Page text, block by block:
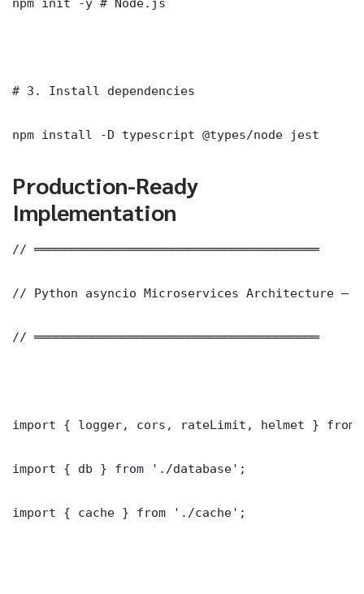
# 3. Install dependencies
npm install -D typescript @types/node jest
Production-Ready
Implementation
// ═══════════════════════════════════════
// Python asyncio Microservices Architecture —
// ═══════════════════════════════════════
import { logger, cors, rateLimit, helmet } from
import { db } from './database';
import { cache } from './cache';